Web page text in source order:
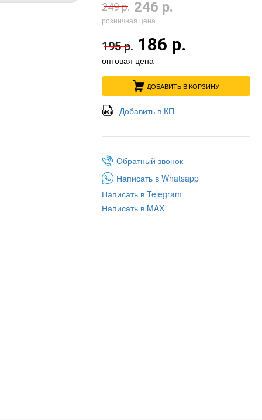
249 р. 246 р.
розничная цена
195 р. 186 р.
оптовая цена
ДОБАВИТЬ В КОРЗИНУ
Добавить в КП
Обратный звонок
Написать в Whatsapp
Написать в Telegram
Написать в MAX